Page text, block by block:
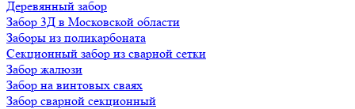
Деревянный забор
Забор 3Д в Московской области
Заборы из поликарбоната
Секционный забор из сварной сетки
Забор жалюзи
Забор на винтовых сваях
Забор сварной секционный